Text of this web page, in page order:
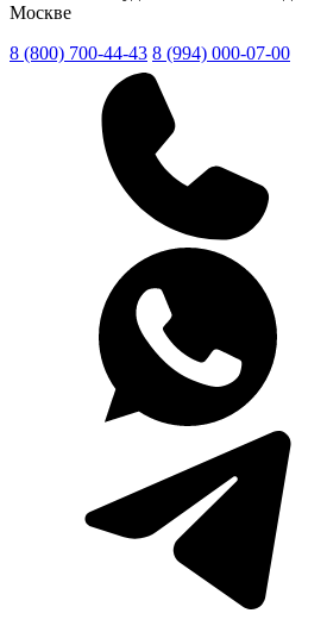
Москве
8 (800) 700-44-43 8 (994) 000-07-00